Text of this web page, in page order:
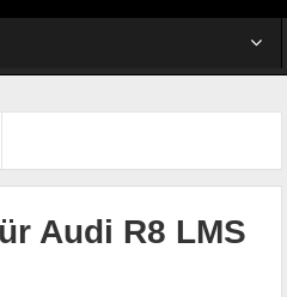
Audi R8 LMS